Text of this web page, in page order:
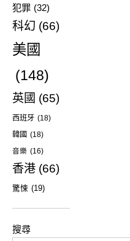
犯罪 (32)
科幻 (66)
美國
(148)
英國 (65)
西班牙 (18)
韓國 (18)
音樂 (16)
香港 (66)
驚悚 (19)
搜尋